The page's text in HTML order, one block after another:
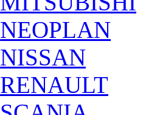
NEOPLAN
NISSAN
RENAULT